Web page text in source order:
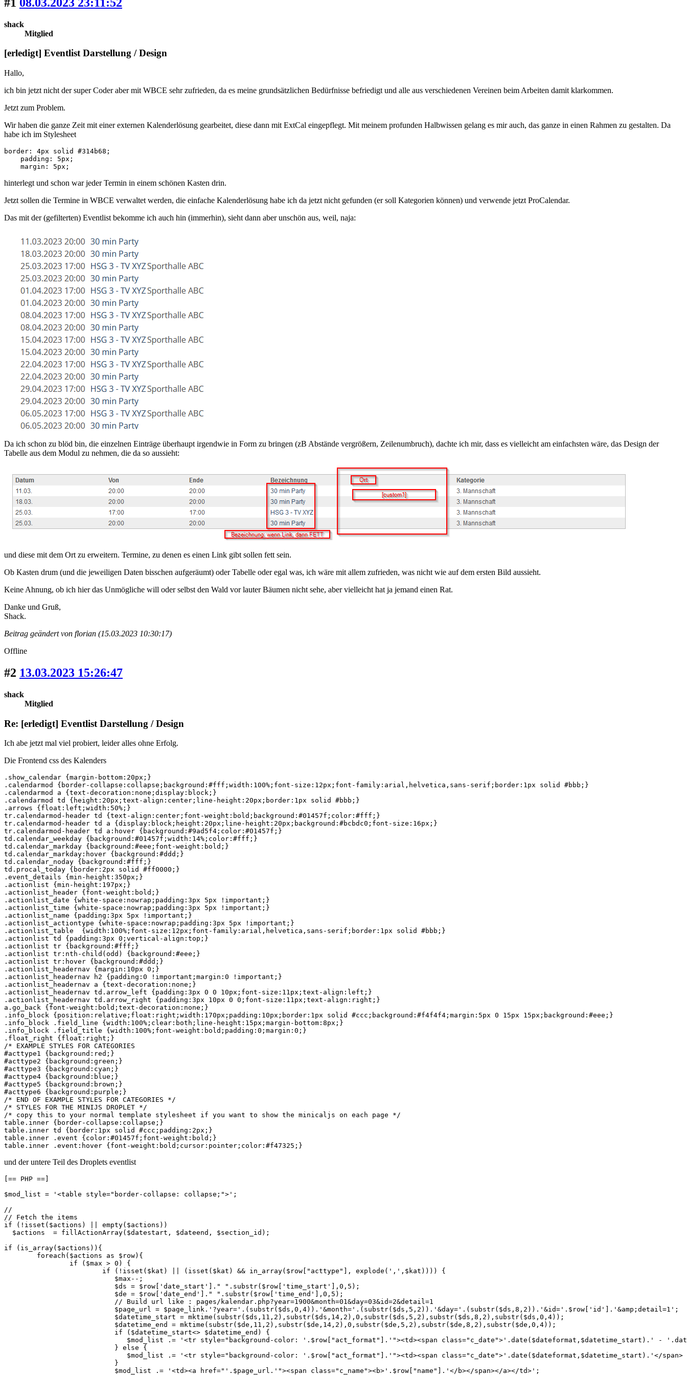
shack
Mitglied
[erledigt] Eventlist Darstellung / Design
Hallo,
ich bin jetzt nicht der super Coder aber mit WBCE sehr zufrieden, da es meine grundsätzlichen Bedürfnisse befriedigt und alle aus verschiedenen Vereinen beim Arbeiten damit klarkommen.
Jetzt zum Problem.
Wir haben die ganze Zeit mit einer externen Kalenderlösung gearbeitet, diese dann mit ExtCal eingepflegt. Mit meinem profunden Halbwissen gelang es mir auch, das ganze in einen Rahmen zu gestalten. Da
habe ich im Stylesheet
border: 4px solid #314b68;
    padding: 5px;
    margin: 5px;
hinterlegt und schon war jeder Termin in einem schönen Kasten drin.
Jetzt sollen die Termine in WBCE verwaltet werden, die einfache Kalenderlösung habe ich da jetzt nicht gefunden (er soll Kategorien können) und verwende jetzt ProCalendar.
Das mit der (gefilterten) Eventlist bekomme ich auch hin (immerhin), sieht dann aber unschön aus, weil, naja:
Da ich schon zu blöd bin, die einzelnen Einträge überhaupt irgendwie in Form zu bringen (zB Abstände vergrößern, Zeilenumbruch), dachte ich mir, dass es vielleicht am einfachsten wäre, das Design der
Tabelle aus dem Modul zu nehmen, die da so aussieht:
und diese mit dem Ort zu erweitern. Termine, zu denen es einen Link gibt sollen fett sein.
Ob Kasten drum (und die jeweiligen Daten bisschen aufgeräumt) oder Tabelle oder egal was, ich wäre mit allem zufrieden, was nicht wie auf dem ersten Bild aussieht.
Keine Ahnung, ob ich hier das Unmögliche will oder selbst den Wald vor lauter Bäumen nicht sehe, aber vielleicht hat ja jemand einen Rat.
Danke und Gruß,
Shack.
Beitrag geändert von florian (15.03.2023 10:30:17)
Offline
#2 13.03.2023 15:26:47
shack
Mitglied
Re: [erledigt] Eventlist Darstellung / Design
Ich abe jetzt mal viel probiert, leider alles ohne Erfolg.
Die Frontend css des Kalenders
.show_calendar {margin-bottom:20px;}
.calendarmod {border-collapse:collapse;background:#fff;width:100%;font-size:12px;font-family:arial,helvetica,sans-serif;border:1px solid #bbb;}
.calendarmod a {text-decoration:none;display:block;}
.calendarmod td {height:20px;text-align:center;line-height:20px;border:1px solid #bbb;}
.arrows {float:left;width:50%;}
tr.calendarmod-header td {text-align:center;font-weight:bold;background:#01457f;color:#fff;}
tr.calendarmod-header td a {display:block;height:20px;line-height:20px;background:#bcbdc0;font-size:16px;}
tr.calendarmod-header td a:hover {background:#9ad5f4;color:#01457f;}
td.calendar_weekday {background:#01457f;width:14%;color:#fff;}
td.calendar_markday {background:#eee;font-weight:bold;}
td.calendar_markday:hover {background:#ddd;}
td.calendar_noday {background:#fff;}
td.procal_today {border:2px solid #ff0000;}
.event_details {min-height:350px;}
.actionlist {min-height:197px;}
.actionlist_header {font-weight:bold;}
.actionlist_date {white-space:nowrap;padding:3px 5px !important;}
.actionlist_time {white-space:nowrap;padding:3px 5px !important;}
.actionlist_name {padding:3px 5px !important;}
.actionlist_actiontype {white-space:nowrap;padding:3px 5px !important;}
.actionlist_table  {width:100%;font-size:12px;font-family:arial,helvetica,sans-serif;border:1px solid #bbb;}
.actionlist td {padding:3px 0;vertical-align:top;}
.actionlist tr {background:#fff;}
.actionlist tr:nth-child(odd) {background:#eee;}
.actionlist tr:hover {background:#ddd;}
.actionlist_headernav {margin:10px 0;}
.actionlist_headernav h2 {padding:0 !important;margin:0 !important;}
.actionlist_headernav a {text-decoration:none;}
.actionlist_headernav td.arrow_left {padding:3px 0 0 10px;font-size:11px;text-align:left;}
.actionlist_headernav td.arrow_right {padding:3px 10px 0 0;font-size:11px;text-align:right;}
a.go_back {font-weight:bold;text-decoration:none;}
.info_block {position:relative;float:right;width:170px;padding:10px;border:1px solid #ccc;background:#f4f4f4;margin:5px 0 15px 15px;background:#eee;}
.info_block .field_line {width:100%;clear:both;line-height:15px;margin-bottom:8px;}
.info_block .field_title {width:100%;font-weight:bold;padding:0;margin:0;}
.float_right {float:right;}
/* EXAMPLE STYLES FOR CATEGORIES
#acttype1 {background:red;}
#acttype2 {background:green;}
#acttype3 {background:cyan;}
#acttype4 {background:blue;}
#acttype5 {background:brown;}
#acttype6 {background:purple;}
/* END OF EXAMPLE STYLES FOR CATEGORIES */
/* STYLES FOR THE MINIJS DROPLET */
/* copy this to your normal template stylesheet if you want to show the minicaljs on each page */
table.inner {border-collapse:collapse;}
table.inner td {border:1px solid #ccc;padding:2px;}
table.inner .event {color:#01457f;font-weight:bold;}
table.inner .event:hover {font-weight:bold;cursor:pointer;color:#f47325;}
und der untere Teil des Droplets eventlist
[== PHP ==]
$mod_list = '<table style="border-collapse: collapse;">';
//
// Fetch the items
if (!isset($actions) || empty($actions))
  $actions  = fillActionArray($datestart, $dateend, $section_id);
if (is_array($actions)){